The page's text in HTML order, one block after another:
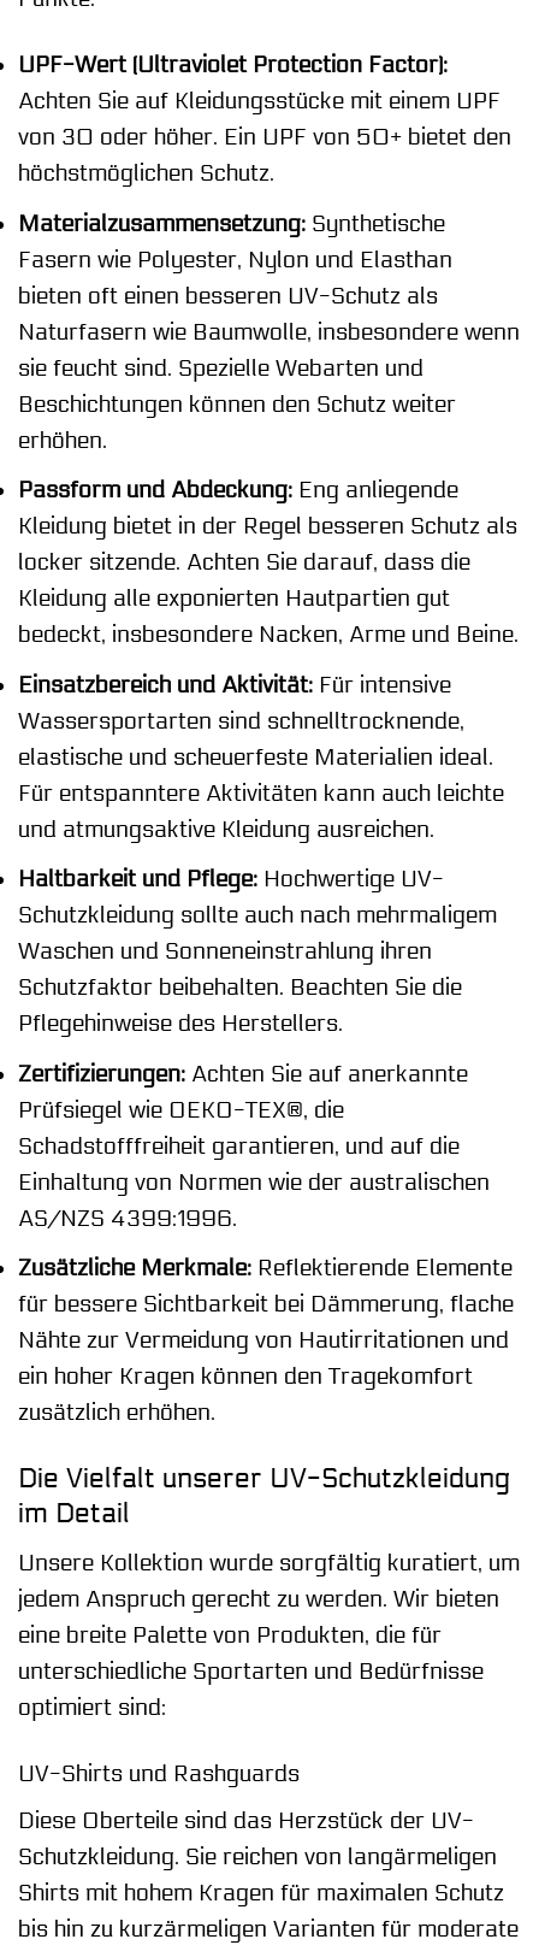
UPF-Wert (Ultraviolet Protection Factor):
Achten Sie auf Kleidungsstücke mit einem UPF
von 30 oder höher. Ein UPF von 50+ bietet den
höchstmöglichen Schutz.
Materialzusammensetzung: Synthetische
Fasern wie Polyester, Nylon und Elasthan
bieten oft einen besseren UV-Schutz als
Naturfasern wie Baumwolle, insbesondere wenn
sie feucht sind. Spezielle Webarten und
Beschichtungen können den Schutz weiter
erhöhen.
Passform und Abdeckung: Eng anliegende
Kleidung bietet in der Regel besseren Schutz als
locker sitzende. Achten Sie darauf, dass die
Kleidung alle exponierten Hautpartien gut
bedeckt, insbesondere Nacken, Arme und Beine.
Einsatzbereich und Aktivität: Für intensive
Wassersportarten sind schnelltrocknende,
elastische und scheuerfeste Materialien ideal.
Für entspanntere Aktivitäten kann auch leichte
und atmungsaktive Kleidung ausreichen.
Haltbarkeit und Pflege: Hochwertige UV-
Schutzkleidung sollte auch nach mehrmaligem
Waschen und Sonneneinstrahlung ihren
Schutzfaktor beibehalten. Beachten Sie die
Pflegehinweise des Herstellers.
Zertifizierungen: Achten Sie auf anerkannte
Prüfsiegel wie OEKO-TEX®, die
Schadstofffreiheit garantieren, und auf die
Einhaltung von Normen wie der australischen
AS/NZS 4399:1996.
Zusätzliche Merkmale: Reflektierende Elemente
für bessere Sichtbarkeit bei Dämmerung, flache
Nähte zur Vermeidung von Hautirritationen und
ein hoher Kragen können den Tragekomfort
zusätzlich erhöhen.
Die Vielfalt unserer UV-Schutzkleidung
im Detail
Unsere Kollektion wurde sorgfältig kuratiert, um
jedem Anspruch gerecht zu werden. Wir bieten
eine breite Palette von Produkten, die für
unterschiedliche Sportarten und Bedürfnisse
optimiert sind:
UV-Shirts und Rashguards
Diese Oberteile sind das Herzstück der UV-
Schutzkleidung. Sie reichen von langärmeligen
Shirts mit hohem Kragen für maximalen Schutz
bis hin zu kurzärmeligen Varianten für moderate